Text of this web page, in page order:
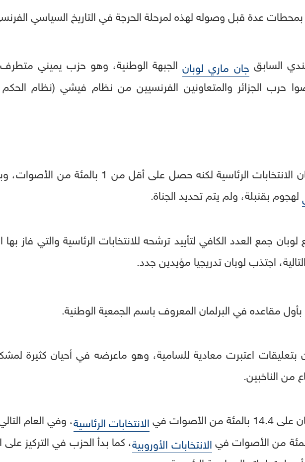
بمحطات عدة قبل وصوله لهذه لمرحلة الحرجة في التاريخ السياسي
السابق جان ماري لوبان الجبهة الوطنية، وهو حزب يميني
خاض لوبان الانتخابات الرئاسية لكنه حصل
لهجوم بقنبلة، ولم يتم تحديد الجناة.
جمع العدد الكافي لتأييد ترشحه للانتخابات الرئاسية والتي فاز بها
اجتذب لوبان تدريجيا مؤيدين جدد.
بأول مقاعده في البرلمان المعروف باسم الجمعية الوطنية.
بتعليقات اعتبرت معادية للسامية، وهو ماعرضه في أحيان كثيرة
من الناخبين.
من الأصوات في الانتخابات الرئاسية، وفي العام
الانتخابات الأوروبية، كما بدأ الحزب في التركيز